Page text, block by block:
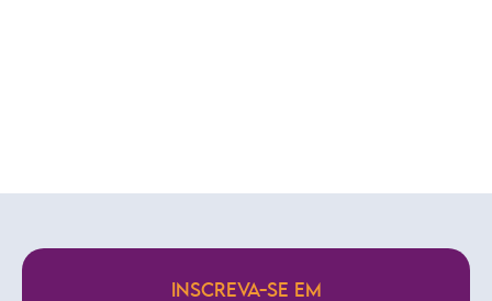
INSCREVA-SE EM